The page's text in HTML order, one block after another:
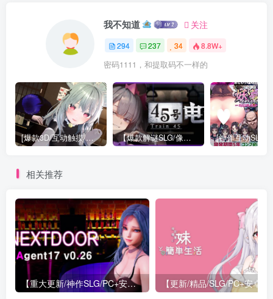
我不知道 关注
294 237 34 8.8W+
密码1111，和提取码不一样的
[爆款3D/互动触摸/动态]NtrMaster NTR大师 v0.4官方中文[PC+安卓盖世] 【爆款解谜SLG/像素动态】45号电车 45番电车 45番電車 Train45 v1.0.4.2 官中步兵[PC+安卓joi]14551
相关推荐
【重大更新/神作SLG/PC+安卓/官中】特工17 Agent 17 v0.26.10 官方中文版+存档or满金币